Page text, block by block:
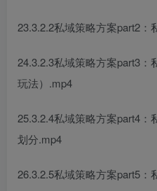
23.3.2.2私域策略方案part2：
24.3.2.3私域策略方案part3：
玩法）.mp4
25.3.2.4私域策略方案part4
划分.mp4
26.3.2.5私域策略方案part5